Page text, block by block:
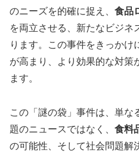
のニーズを的確に捉え、 食品
を両立させる、新たなビジネ
ります。この事件をきっかけ
が高まり、より効果的な対策
ます。
この「謎の袋」事件は、単な
題のニュースではなく、 食料
の可能性、そして社会問題解